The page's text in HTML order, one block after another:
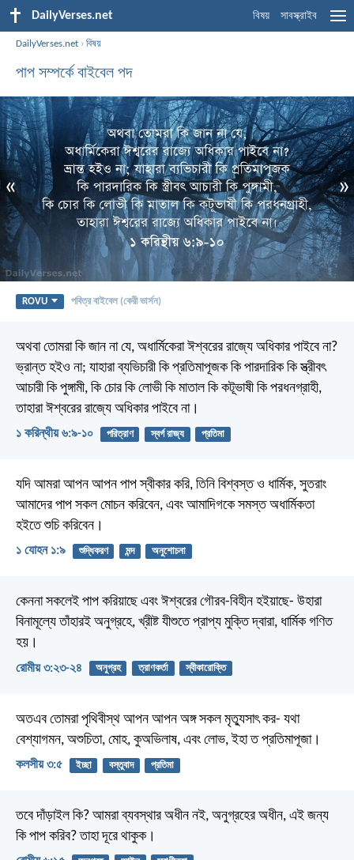
DailyVerses.net বিষয় সাবস্ক্রাইব
DailyVerses.net ›বিষয়
পাপ সম্পর্কে বাইবেল পদ
« »
ROVU পবিত্র বাইবেল (কেরী ভার্সন)
অথবা তোমরা কি জান না যে, অধার্মিকেরা ঈশ্বরের রাজ্যে অধিকার পাইবে না?
ভ্রান্ত হইও না; যাহারা ব্যভিচারী কি প্রতিমাপূজক কি পারদারিক কি স্ত্রীবৎ
আচারী কি পুঙ্গামী, কি চোর কি লোভী কি মাতাল কি কটূভাষী কি পরধনগ্রাহী,
তাহারা ঈশ্বরের রাজ্যে অধিকার পাইবে না।
১ করিন্থীয় ৬:৯-১০ পরিত্রাণ স্বর্গ রাজ্য প্রতিমা
যদি আমরা আপন আপন পাপ স্বীকার করি, তিনি বিশ্বস্ত ও ধার্মিক, সুতরাং
আমাদের পাপ সকল মোচন করিবেন, এবং আমাদিগকে সমস্ত অধার্মিকতা
হইতে শুচি করিবেন।
১ যোহন ১:৯ শুদ্ধিকরণ মন্দ অনুশোচনা
কেননা সকলেই পাপ করিয়াছে এবং ঈশ্বরের গৌরব-বিহীন হইয়াছে- উহারা
বিনামূল্যে তাঁহারই অনুগ্রহে, খ্রীষ্ট যীশুতে প্রাপ্য মুক্তি দ্বারা, ধার্মিক গণিত
হয়।
রোমীয় ৩:২৩-২৪ অনুগ্রহ ত্রাণকর্তা স্বীকারোক্তি
অতএব তোমরা পৃথিবীস্থ আপন আপন অঙ্গ সকল মৃত্যুসাৎ কর- যথা
বেশ্যাগমন, অশুচিতা, মোহ, কুঅভিলাষ, এবং লোভ, ইহা ত প্রতিমাপূজা।
কলসীয় ৩:৫ ইচ্ছা বস্তুবাদ প্রতিমা
তবে দাঁড়াইল কি? আমরা ব্যবস্থার অধীন নই, অনুগ্রহের অধীন, এই জন্য
কি পাপ করিব? তাহা দূরে থাকুক।